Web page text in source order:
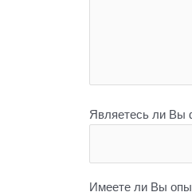
Являетесь ли Вы
Имеете ли Вы